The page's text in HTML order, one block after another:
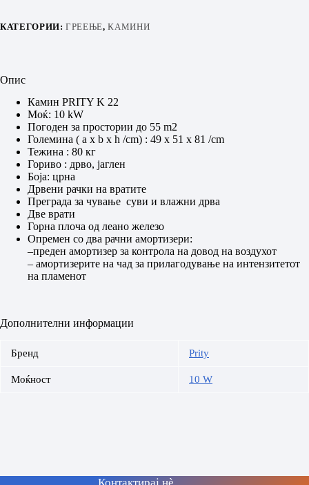
КАТЕГОРИИ:ГРЕЕЊЕ,КАМИНИ
Опис
Камин PRITY K 22
Моќ: 10 kW
Погоден за простории до 55 m2
Големина ( a x b x h /cm) : 49 x 51 x 81 /cm
Тежина : 80 кг
Гориво : дрво, јаглен
Боја: црна
Дрвени рачки на вратите
Преграда за чување суви и влажни дрва
Две врати
Горна плоча од леано железо
Опремен со два рачни амортизери:
–преден амортизер за контрола на довод на воздухот
– амортизерите на чад за прилагодување на интензитетот
на пламенот
Дополнителни информации
Бренд Prity
Моќност 10 W